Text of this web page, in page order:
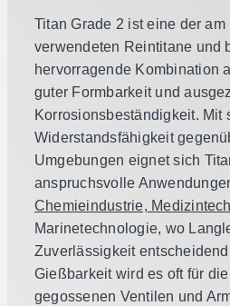
Titan Grade 2 ist eine der am
verwendeten Reintitane und
hervorragende Kombination
guter Formbarkeit und
Korrosionsbeständigkeit. Mit
Widerstandsfähigkeit
Umgebungen eignet sich
anspruchsvolle
Chemieindustrie,
Marinetechnologie, wo
Zuverlässigkeit
Gießbarkeit wird es oft für
gegossenen Ventilen und